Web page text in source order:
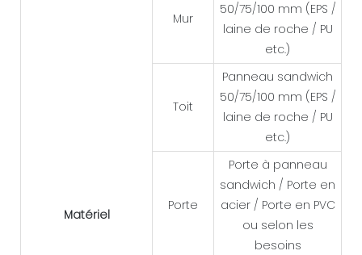
Matériel
Mur
50/75/100 mm (EPS /
laine de roche / PU
etc.)
Toit
Panneau sandwich
50/75/100 mm (EPS /
laine de roche / PU
etc.)
Porte
Porte à panneau
sandwich / Porte en
acier / Porte en PVC
ou selon les
besoins